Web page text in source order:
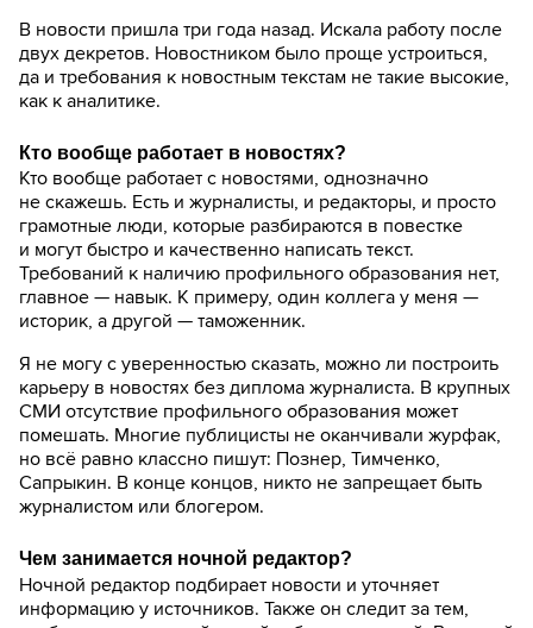
В новости пришла три года назад. Искала работу после
двух декретов. Новостником было проще устроиться,
да и требования к новостным текстам не такие высокие,
как к аналитике.
Кто вообще работает в новостях?
Кто вообще работает с новостями, однозначно
не скажешь. Есть и журналисты, и редакторы, и просто
грамотные люди, которые разбираются в повестке
и могут быстро и качественно написать текст.
Требований к наличию профильного образования нет,
главное — навык. К примеру, один коллега у меня —
историк, а другой — таможенник.
Я не могу с уверенностью сказать, можно ли построить
карьеру в новостях без диплома журналиста. В крупных
СМИ отсутствие профильного образования может
помешать. Многие публицисты не оканчивали журфак,
но всё равно классно пишут: Познер, Тимченко,
Сапрыкин. В конце концов, никто не запрещает быть
журналистом или блогером.
Чем занимается ночной редактор?
Ночной редактор подбирает новости и уточняет
информацию у источников. Также он следит за тем,